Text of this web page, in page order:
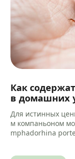
Как
в домашних
Для истинных
м компаньоном
mphadorhina